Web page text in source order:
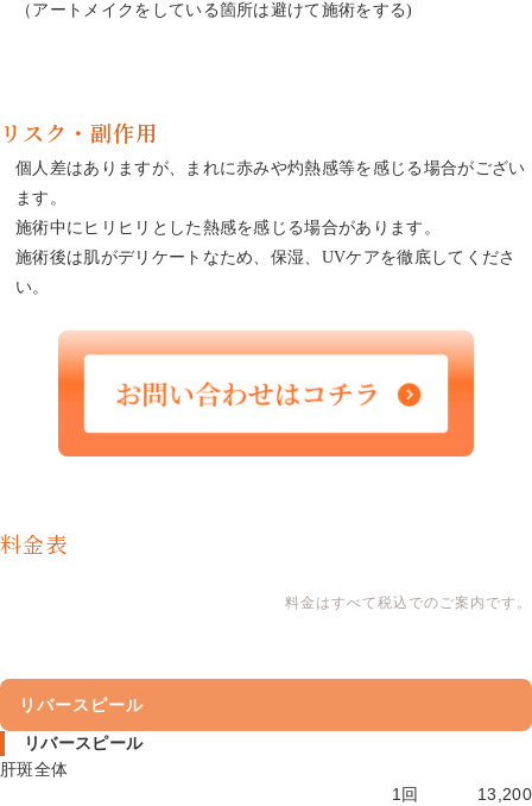
（アートメイクをしている箇所は避けて施術をする)
リスク・副作用
個人差はありますが、まれに赤みや灼熱感等を感じる場合がござい
ます。
施術中にヒリヒリとした熱感を感じる場合があります。
施術後は肌がデリケートなため、保湿、UVケアを徹底してくださ
い。
料金表
料金はすべて税込でのご案内です。
リバースピール
リバースピール
肝斑全体
1回
13,200